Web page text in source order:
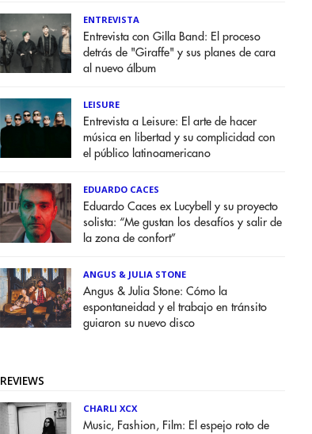
ENTREVISTA
Entrevista con Gilla Band: El proceso
detrás de "Giraffe" y sus planes de cara
al nuevo álbum
LEISURE
Entrevista a Leisure: El arte de hacer
música en libertad y su complicidad con
el público latinoamericano
EDUARDO CACES
Eduardo Caces ex Lucybell y su proyecto
solista: “Me gustan los desafíos y salir de
la zona de confort”
ANGUS & JULIA STONE
Angus & Julia Stone: Cómo la
espontaneidad y el trabajo en tránsito
guiaron su nuevo disco
REVIEWS
CHARLI XCX
Music, Fashion, Film: El espejo roto de